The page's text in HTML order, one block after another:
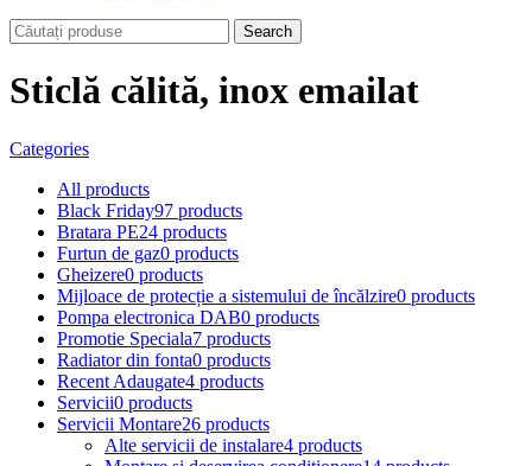
Search
Sticlă călită, inox emailat
Categories
All products
Black Friday97 products
Bratara PE24 products
Furtun de gaz0 products
Gheizere0 products
Mijloace de protecție a sistemului de încălzire0 products
Pompa electronica DAB0 products
Promotie Speciala7 products
Radiator din fonta0 products
Recent Adaugate4 products
Servicii0 products
Servicii Montare26 products
Alte servicii de instalare4 products